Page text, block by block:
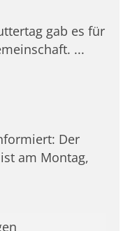
gab es für
...
Der
am Montag,